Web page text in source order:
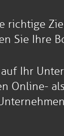
richtige
Sie Ihre
Ihr
Online-